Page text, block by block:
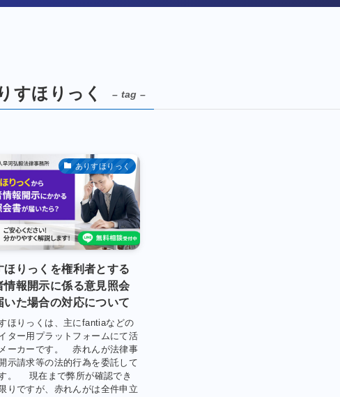
すほりっく – tag –
ありすほりっく
ほりっくを権利者とする
情報開示に係る意見照会
いた場合の対応について
ほりっくは、主にfantiaなどの
ター用プラットフォームにて活
ーカーです。 赤れんが法律事
示請求等の法的行為を委託して
。 現在まで弊所が確認でき
りですが、赤れんがは全件申立